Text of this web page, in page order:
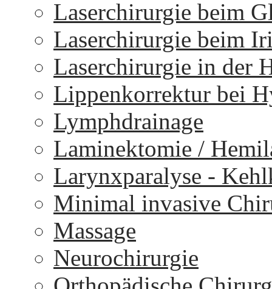
Laserchirurgie beim
Laserchirurgie beim
Laserchirurgie in der
Lippenkorrektur bei
Lymphdrainage
Laminektomie /
Larynxparalyse -
Minimal invasive
Massage
Neurochirurgie